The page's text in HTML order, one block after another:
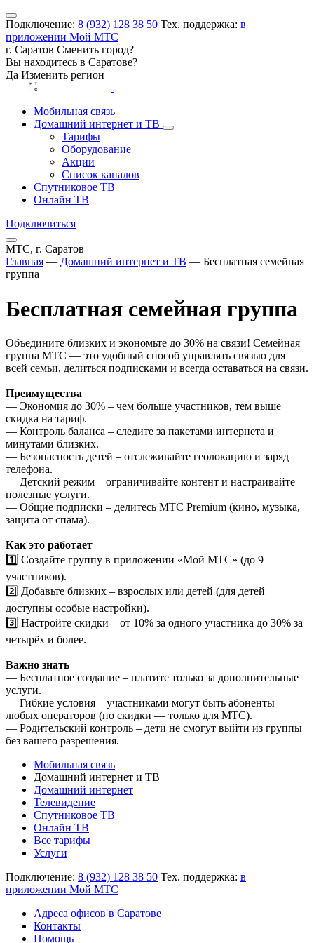
Подключение: 8 (932) 128 38 50 Тех. поддержка: в
приложении Мой МТС
г. Саратов Сменить город?
Вы находитесь в Саратове?
Да Изменить регион
Мобильная связь
Домашний интернет и ТВ
Тарифы
Оборудование
Акции
Список каналов
Спутниковое ТВ
Онлайн ТВ
Подключиться
МТС, г. Саратов
Главная — Домашний интернет и ТВ — Бесплатная семейная
группа
Бесплатная семейная группа
Объедините близких и экономьте до 30% на связи! Семейная
группа МТС — это удобный способ управлять связью для
всей семьи, делиться подписками и всегда оставаться на связи.
Преимущества
— Экономия до 30% – чем больше участников, тем выше
скидка на тариф.
— Контроль баланса – следите за пакетами интернета и
минутами близких.
— Безопасность детей – отслеживайте геолокацию и заряд
телефона.
— Детский режим – ограничивайте контент и настраивайте
полезные услуги.
— Общие подписки – делитесь МТС Premium (кино, музыка,
защита от спама).
Как это работает
1️⃣ Создайте группу в приложении «Мой МТС» (до 9
участников).
2️⃣ Добавьте близких – взрослых или детей (для детей
доступны особые настройки).
3️⃣ Настройте скидки – от 10% за одного участника до 30% за
четырёх и более.
Важно знать
— Бесплатное создание – платите только за дополнительные
услуги.
— Гибкие условия – участниками могут быть абоненты
любых операторов (но скидки — только для МТС).
— Родительский контроль – дети не смогут выйти из группы
без вашего разрешения.
Мобильная связь
Домашний интернет и ТВ
Домашний интернет
Телевидение
Спутниковое ТВ
Онлайн ТВ
Все тарифы
Услуги
Подключение: 8 (932) 128 38 50 Тех. поддержка: в
приложении Мой МТС
Адреса офисов в Саратове
Контакты
Помощь